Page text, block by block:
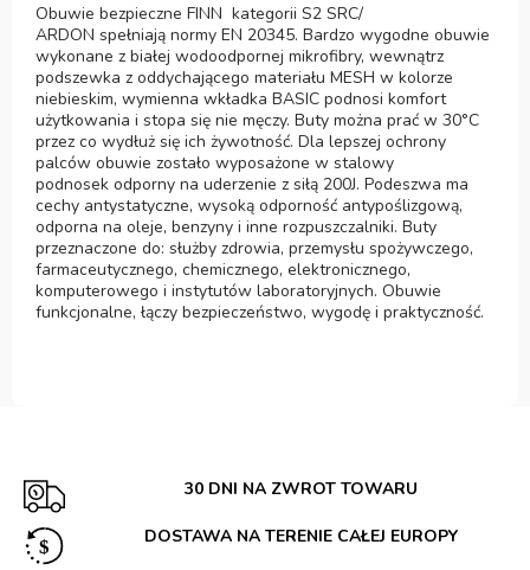
Obuwie bezpieczne FINN kategorii S2 SRC/
ARDON spełniają normy EN 20345. Bardzo wygodne obuwie
wykonane z białej wodoodpornej mikrofibry, wewnątrz
podszewka z oddychającego materiału MESH w kolorze
niebieskim, wymienna wkładka BASIC podnosi komfort
użytkowania i stopa się nie męczy. Buty można prać w 30°C
przez co wydłuż się ich żywotność. Dla lepszej ochrony
palców obuwie zostało wyposażone w stalowy
podnosek odporny na uderzenie z siłą 200J. Podeszwa ma
cechy antystatyczne, wysoką odporność antypoślizgową,
odporna na oleje, benzyny i inne rozpuszczalniki. Buty
przeznaczone do: służby zdrowia, przemysłu spożywczego,
farmaceutycznego, chemicznego, elektronicznego,
komputerowego i instytutów laboratoryjnych. Obuwie
funkcjonalne, łączy bezpieczeństwo, wygodę i praktyczność.
30 DNI NA ZWROT TOWARU
DOSTAWA NA TERENIE CAŁEJ EUROPY